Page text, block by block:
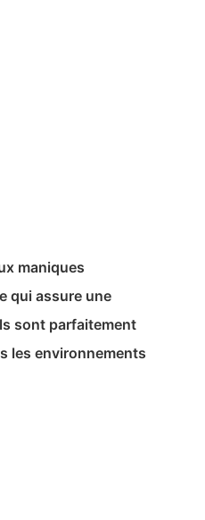
maniques
qui assure une
sont parfaitement
les environnements